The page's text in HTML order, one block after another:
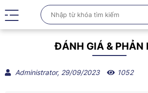
ĐÁNH GIÁ & PHẢN
Administrator, 29/09/2023 1052